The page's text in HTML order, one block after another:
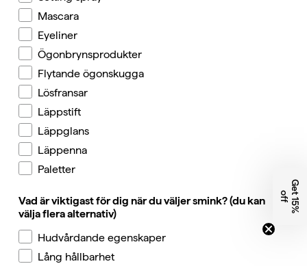
Mascara
Eyeliner
Ögonbrynsprodukter
Flytande ögonskugga
Lösfransar
Läppstift
Läppglans
Läppenna
Paletter
Vad är viktigast för dig när du väljer smink? (du kan
välja flera alternativ)
Hudvårdande egenskaper
Lång hållbarhet
G
e
t 1
5
%
o f
f